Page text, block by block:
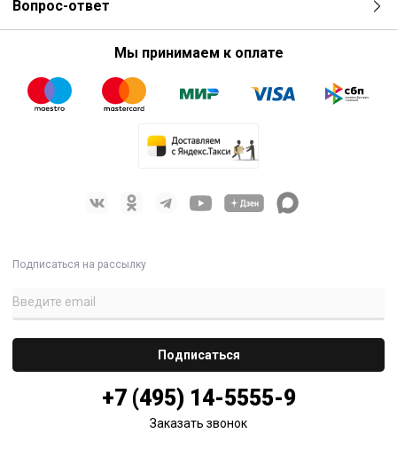
Вопрос-ответ
Мы принимаем к оплате
Подписаться на рассылку
+7 (495) 14-5555-9
Заказать звонок